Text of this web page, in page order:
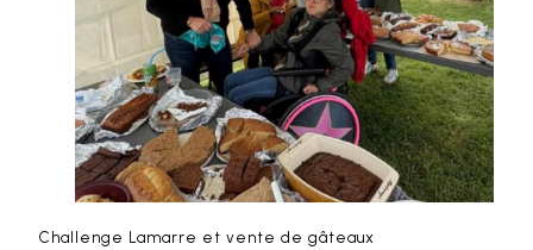
Challenge Lamarre et vente de gâteaux